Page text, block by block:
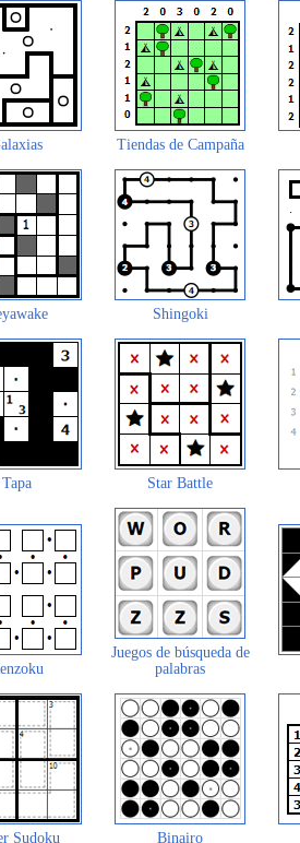
Tiendas de Campaña
Shingoki
Tapa Star Battle
Juegos de búsqueda de
palabras
Sudoku Binairo